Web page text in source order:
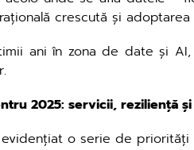
crescută și
ani în zona de date și
2025: servicii, reziliență
o serie de priorități